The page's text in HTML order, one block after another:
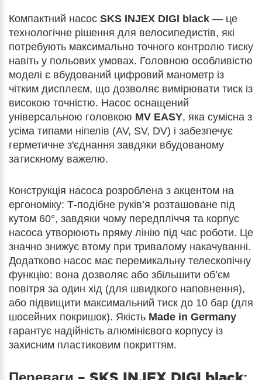
Компактний насос SKS INJEX DIGI black — це
технологічне рішення для велосипедистів, які
потребують максимально точного контролю тиску
навіть у польових умовах. Головною особливістю
моделі є вбудований цифровий манометр із
чітким дисплеєм, що дозволяє вимірювати тиск із
високою точністю. Насос оснащений
універсальною головкою MV EASY, яка сумісна з
усіма типами ніпелів (AV, SV, DV) і забезпечує
герметичне з'єднання завдяки вбудованому
затискному важелю.
Конструкція насоса розроблена з акцентом на
ергономіку: Т-подібне руків’я розташоване під
кутом 60°, завдяки чому передпліччя та корпус
насоса утворюють пряму лінію під час роботи. Це
значно знижує втому при тривалому накачуванні.
Додатково насос має перемикальну телескопічну
функцію: вона дозволяє або збільшити об’єм
повітря за один хід (для швидкого наповнення),
або підвищити максимальний тиск до 10 бар (для
шосейних покришок). Якість Made in Germany
гарантує надійність алюмінієвого корпусу із
захисним пластиковим покриттям.